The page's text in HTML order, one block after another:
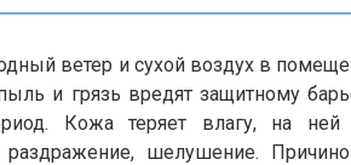
ветер и сухой воздух в
и грязь вредят защитному
Кожа теряет влагу, на ней
шелушение.